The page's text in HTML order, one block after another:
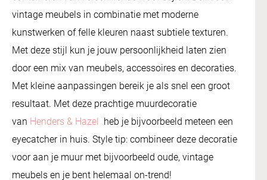
vintage meubels in combinatie met moderne
kunstwerken of felle kleuren naast subtiele texturen.
Met deze stijl kun je jouw persoonlijkheid laten zien
door een mix van meubels, accessoires en decoraties.
Met kleine aanpassingen bereik je als snel een groot
resultaat. Met deze prachtige muurdecoratie
van Henders & Hazel
heb je bijvoorbeeld meteen een
eyecatcher in huis. Style tip: combineer deze decoratie
voor aan je muur met bijvoorbeeld oude, vintage
meubels en je bent helemaal on-trend!